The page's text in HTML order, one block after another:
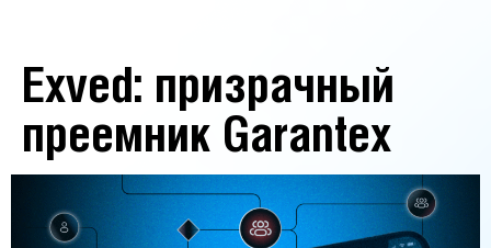
Exved: призрачный
преемник Garantex